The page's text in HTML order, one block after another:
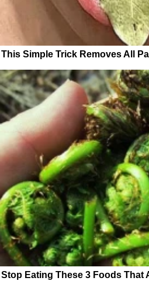
This Simple Trick Removes All
Stop Eating These 3 Foods That